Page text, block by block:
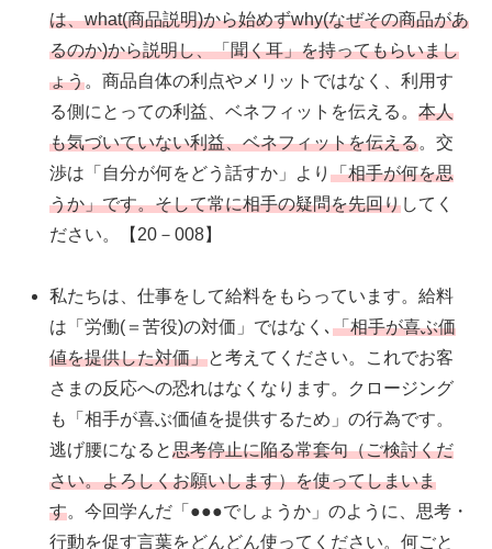
は、what(商品説明)から始めずwhy(なぜその商品があ
るのか)から説明し、「聞く耳」を持ってもらいまし
ょう。商品自体の利点やメリットではなく、利用す
る側にとっての利益、ベネフィットを伝える。本人
も気づいていない利益、ベネフィットを伝える。交
渉は「自分が何をどう話すか」より「相手が何を思
うか」です。そして常に相手の疑問を先回りしてく
ださい。【20－008】
私たちは、仕事をして給料をもらっています。給料
は「労働(＝苦役)の対価」ではなく､「相手が喜ぶ価
値を提供した対価」と考えてください。これでお客
さまの反応への恐れはなくなります。クロージング
も「相手が喜ぶ価値を提供するため」の行為です。
逃げ腰になると思考停止に陥る常套句（ご検討くだ
さい。よろしくお願いします）を使ってしまいま
す。今回学んだ「●●●でしょうか」のように、思考・
行動を促す言葉をどんどん使ってください。何ごと